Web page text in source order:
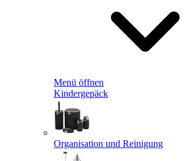
Menü öffnen
Kindergepäck
Organisation und Reinigung